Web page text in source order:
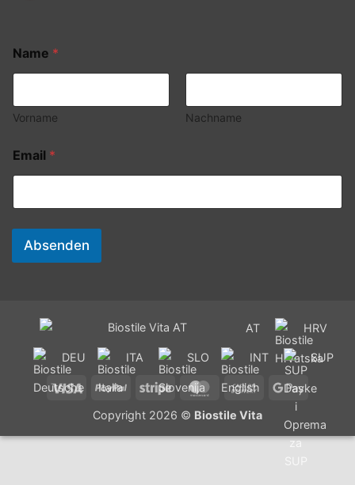
Name *
Vorname Nachname
Email *
Absenden
AT HRV
DEU ITA SLO INT SUP
Visa PayPal Stripe MasterCardCash
Delivery
Google
Copyright 2026 © Biostile Vita